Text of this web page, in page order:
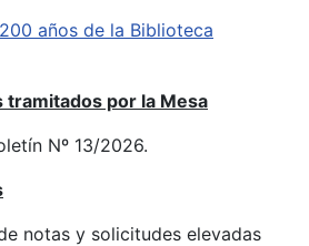
años de la Biblioteca
por la Mesa
Nº 13/2026.
notas y solicitudes elevadas